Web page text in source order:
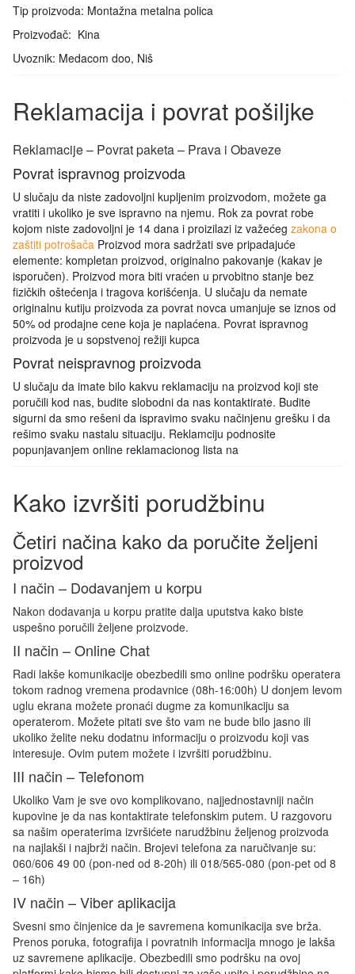
Tip proizvoda: Montažna metalna polica
Proizvođač: Kina
Uvoznik: Medacom doo, Niš
Reklamacija i povrat pošiljke
Reklamacije – Povrat paketa – Prava i Obaveze
Povrat ispravnog proizvoda
U slučaju da niste zadovoljni kupljenim proizvodom, možete ga
vratiti i ukoliko je sve ispravno na njemu. Rok za povrat robe
kojom niste zadovoljni je 14 dana i proizilazi iz važećeg zakona o
zaštiti potrošača Proizvod mora sadržati sve pripadajuće
elemente: kompletan proizvod, originalno pakovanje (kakav je
isporučen). Proizvod mora biti vraćen u prvobitno stanje bez
fizičkih oštećenja i tragova korišćenja. U slučaju da nemate
originalnu kutiju proizvoda za povrat novca umanjuje se iznos od
50% od prodajne cene koja je naplaćena. Povrat ispravnog
proizvoda je u sopstvenoj režiji kupca
Povrat neispravnog proizvoda
U slučaju da imate bilo kakvu reklamaciju na proizvod koji ste
poručili kod nas, budite slobodni da nas kontaktirate. Budite
sigurni da smo rešeni da ispravimo svaku načinjenu grešku i da
rešimo svaku nastalu situaciju. Reklamciju podnosite
popunjavanjem online reklamacionog lista na
Kako izvršiti porudžbinu
Četiri načina kako da poručite željeni
proizvod
I način – Dodavanjem u korpu
Nakon dodavanja u korpu pratite dalja uputstva kako biste
uspešno poručili željene proizvode.
II način – Online Chat
Radi lakše komunikacije obezbedili smo online podršku operatera
tokom radnog vremena prodavnice (08h-16:00h) U donjem levom
uglu ekrana možete pronaći dugme za komunikaciju sa
operaterom. Možete pitati sve što vam ne bude bilo jasno ili
ukoliko želite neku dodatnu informaciju o proizvodu koji vas
interesuje. Ovim putem možete i izvršiti porudžbinu.
III način – Telefonom
Ukoliko Vam je sve ovo komplikovano, najjednostavniji način
kupovine je da nas kontaktirate telefonskim putem. U razgovoru
sa našim operaterima izvršićete narudžbinu željenog proizvoda
na najlakši i najbrži način. Brojevi telefona za naručivanje su:
060/606 49 00 (pon-ned od 8-20h) ili 018/565-080 (pon-pet od 8
– 16h)
IV način – Viber aplikacija
Svesni smo činjenice da je savremena komunikacija sve brža.
Prenos poruka, fotografija i povratnih informacija mnogo je lakša
uz savremene aplikacije. Obezbedili smo podršku na ovoj